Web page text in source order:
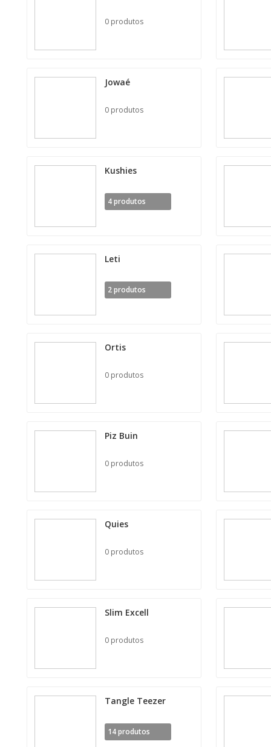
0 produtos
Jowaé
0 produtos
Kushies
4 produtos
Leti
2 produtos
Ortis
0 produtos
Piz Buin
0 produtos
Quies
0 produtos
Slim Excell
0 produtos
Tangle Teezer
14 produtos